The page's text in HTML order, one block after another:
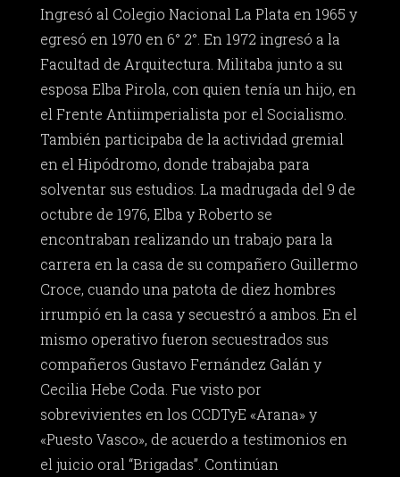
Ingresó al Colegio Nacional La Plata en 1965 y
egresó en 1970 en 6° 2°. En 1972 ingresó a la
Facultad de Arquitectura. Militaba junto a su
esposa Elba Pirola, con quien tenía un hijo, en
el Frente Antiimperialista por el Socialismo.
También participaba de la actividad gremial
en el Hipódromo, donde trabajaba para
solventar sus estudios. La madrugada del 9 de
octubre de 1976, Elba y Roberto se
encontraban realizando un trabajo para la
carrera en la casa de su compañero Guillermo
Croce, cuando una patota de diez hombres
irrumpió en la casa y secuestró a ambos. En el
mismo operativo fueron secuestrados sus
compañeros Gustavo Fernández Galán y
Cecilia Hebe Coda. Fue visto por
sobrevivientes en los CCDTyE «Arana» y
«Puesto Vasco», de acuerdo a testimonios en
el juicio oral “Brigadas”. Continúan